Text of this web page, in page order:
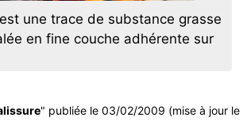
une trace de substance grasse
en fine couche adhérente sur
" publiée le 03/02/2009 (mise à jour le